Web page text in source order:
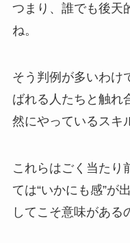
つまり、誰でも後天
ね。
そう判例が多いわけ
ばれる人たちと触れ
然にやっているスキ
これらはごく当たり
ては“いかにも感”が
してこそ意味がある